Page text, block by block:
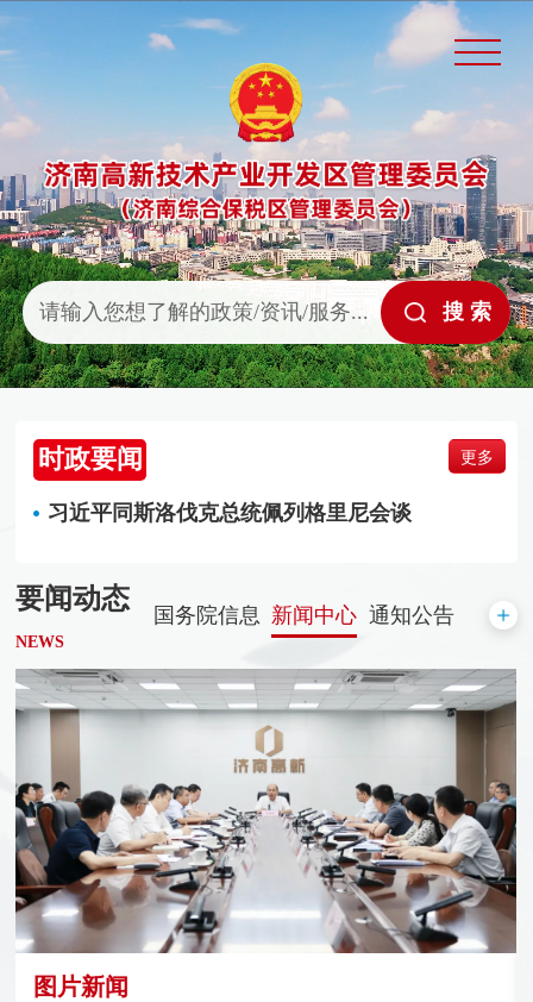
时政要闻
习近平同斯洛伐克总统佩列格里尼会谈
更多
要闻动态
NEWS
国务院信息 新闻中心 通知公告
图片新闻